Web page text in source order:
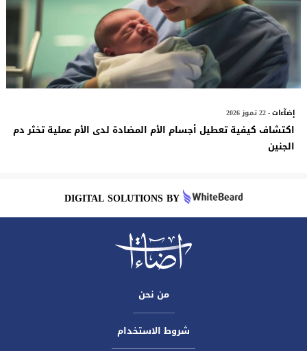
إضآءات- 22 تموز 2026
اكتشاف كيفية تعطيل أجسام الأم المضادة لدى الأم عملية تخثر دم
الجنين
DIGITAL SOLUTIONS BY
من نحن
شروط الاستخدام